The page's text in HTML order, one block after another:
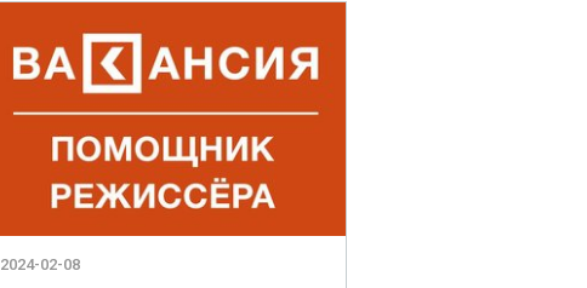
2024-02-08